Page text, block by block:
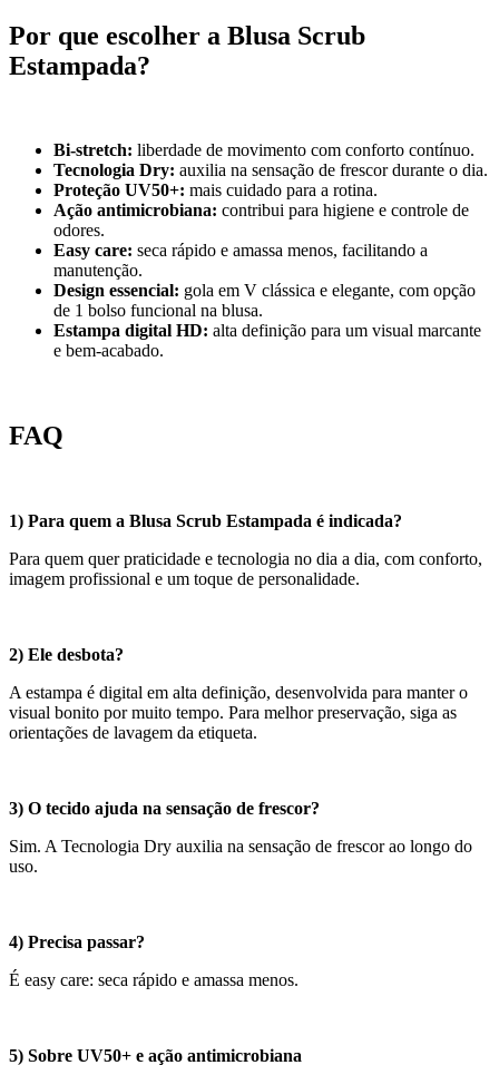
Por que escolher a Blusa Scrub
Estampada?
Bi-stretch: liberdade de movimento com conforto contínuo.
Tecnologia Dry: auxilia na sensação de frescor durante o dia.
Proteção UV50+: mais cuidado para a rotina.
Ação antimicrobiana: contribui para higiene e controle de
odores.
Easy care: seca rápido e amassa menos, facilitando a
manutenção.
Design essencial: gola em V clássica e elegante, com opção
de 1 bolso funcional na blusa.
Estampa digital HD: alta definição para um visual marcante
e bem-acabado.
FAQ
1) Para quem a Blusa Scrub Estampada é indicada?
Para quem quer praticidade e tecnologia no dia a dia, com conforto,
imagem profissional e um toque de personalidade.
2) Ele desbota?
A estampa é digital em alta definição, desenvolvida para manter o
visual bonito por muito tempo. Para melhor preservação, siga as
orientações de lavagem da etiqueta.
3) O tecido ajuda na sensação de frescor?
Sim. A Tecnologia Dry auxilia na sensação de frescor ao longo do
uso.
4) Precisa passar?
É easy care: seca rápido e amassa menos.
5) Sobre UV50+ e ação antimicrobiana